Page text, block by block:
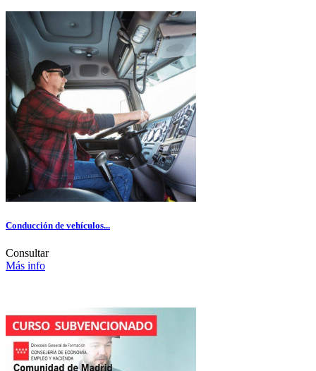
Conducción de vehículos...
Consultar
Más info